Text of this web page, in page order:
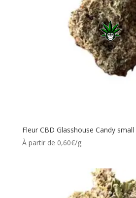
Fleur CBD Glasshouse Candy
À partir de 0,60€/g